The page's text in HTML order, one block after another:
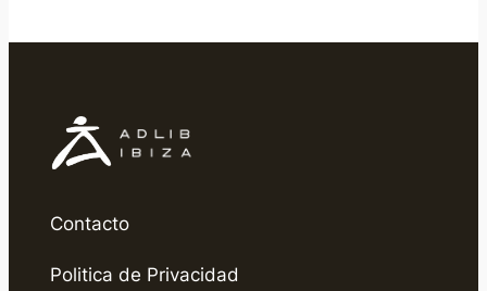
Contacto
Politica de Privacidad